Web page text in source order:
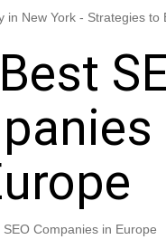
in New York - Strategies to
Companies in Europe